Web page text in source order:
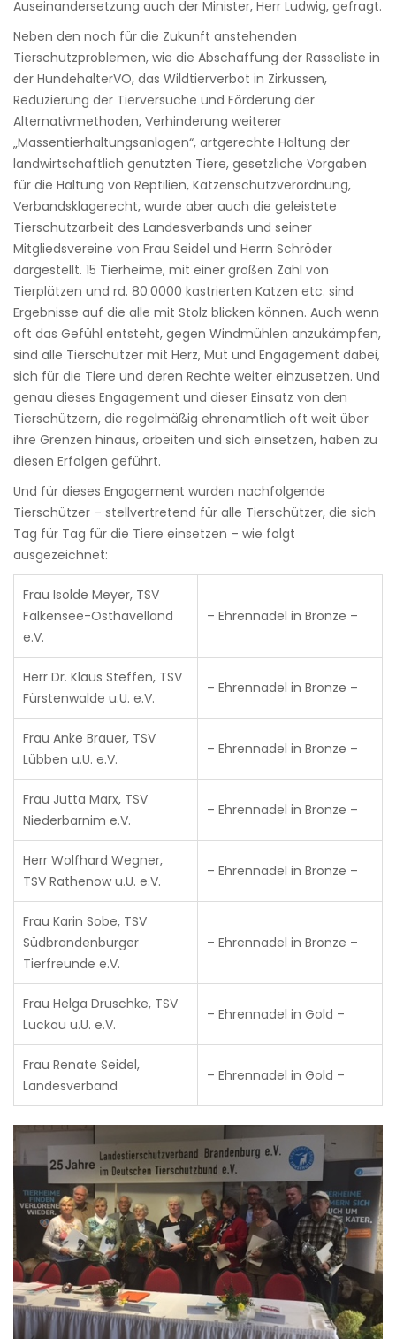
Auseinandersetzung auch der Minister, Herr Ludwig, gefragt.
Neben den noch für die Zukunft anstehenden
Tierschutzproblemen, wie die Abschaffung der Rasseliste in
der HundehalterVO, das Wildtierverbot in Zirkussen,
Reduzierung der Tierversuche und Förderung der
Alternativmethoden, Verhinderung weiterer
„Massentierhaltungsanlagen“, artgerechte Haltung der
landwirtschaftlich genutzten Tiere, gesetzliche Vorgaben
für die Haltung von Reptilien, Katzenschutzverordnung,
Verbandsklagerecht, wurde aber auch die geleistete
Tierschutzarbeit des Landesverbands und seiner
Mitgliedsvereine von Frau Seidel und Herrn Schröder
dargestellt. 15 Tierheime, mit einer großen Zahl von
Tierplätzen und rd. 80.0000 kastrierten Katzen etc. sind
Ergebnisse auf die alle mit Stolz blicken können. Auch wenn
oft das Gefühl entsteht, gegen Windmühlen anzukämpfen,
sind alle Tierschützer mit Herz, Mut und Engagement dabei,
sich für die Tiere und deren Rechte weiter einzusetzen. Und
genau dieses Engagement und dieser Einsatz von den
Tierschützern, die regelmäßig ehrenamtlich oft weit über
ihre Grenzen hinaus, arbeiten und sich einsetzen, haben zu
diesen Erfolgen geführt.
Und für dieses Engagement wurden nachfolgende
Tierschützer – stellvertretend für alle Tierschützer, die sich
Tag für Tag für die Tiere einsetzen – wie folgt
ausgezeichnet:
Frau Isolde Meyer, TSV
Falkensee-Osthavelland
e.V.
– Ehrennadel in Bronze –
Herr Dr. Klaus Steffen, TSV
Fürstenwalde u.U. e.V.
– Ehrennadel in Bronze –
Frau Anke Brauer, TSV
Lübben u.U. e.V.
– Ehrennadel in Bronze –
Frau Jutta Marx, TSV
Niederbarnim e.V.
– Ehrennadel in Bronze –
Herr Wolfhard Wegner,
TSV Rathenow u.U. e.V.
– Ehrennadel in Bronze –
Frau Karin Sobe, TSV
Südbrandenburger
Tierfreunde e.V.
– Ehrennadel in Bronze –
Frau Helga Druschke, TSV
Luckau u.U. e.V.
– Ehrennadel in Gold –
Frau Renate Seidel,
Landesverband
– Ehrennadel in Gold –